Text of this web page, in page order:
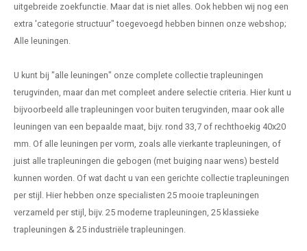
uitgebreide zoekfunctie. Maar dat is niet alles. Ook hebben wij nog een
extra 'categorie structuur" toegevoegd hebben binnen onze webshop;
Alle leuningen.
U kunt bij "alle leuningen" onze complete collectie trapleuningen
terugvinden, maar dan met compleet andere selectie criteria. Hier kunt u
bijvoorbeeld alle trapleuningen voor buiten terugvinden, maar ook alle
leuningen van een bepaalde maat, bijv. rond 33,7 of rechthoekig 40x20
mm. Of alle leuningen per vorm, zoals alle vierkante trapleuningen, of
juist alle trapleuningen die gebogen (met buiging naar wens) besteld
kunnen worden. Of wat dacht u van een gerichte collectie trapleuningen
per stijl. Hier hebben onze specialisten 25 mooie trapleuningen
verzameld per stijl, bijv. 25 moderne trapleuningen, 25 klassieke
trapleuningen & 25 industriële trapleuningen.